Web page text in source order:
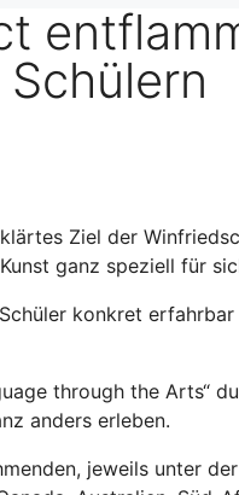
Ziel der
ganz speziell für
konkret
through the Arts“
anders erleben.
jeweils unter